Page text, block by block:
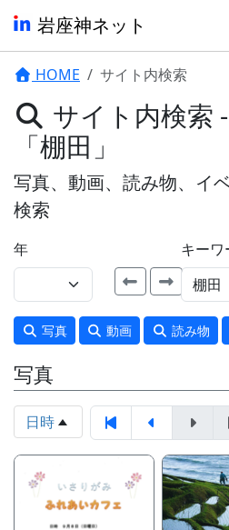
岩座神ネット
HOME サイト内検索
サイト内検索
「棚田」
写真、動画、読み物、イ
検索
年 キーワ
写真 動画 読み物
写真
日時